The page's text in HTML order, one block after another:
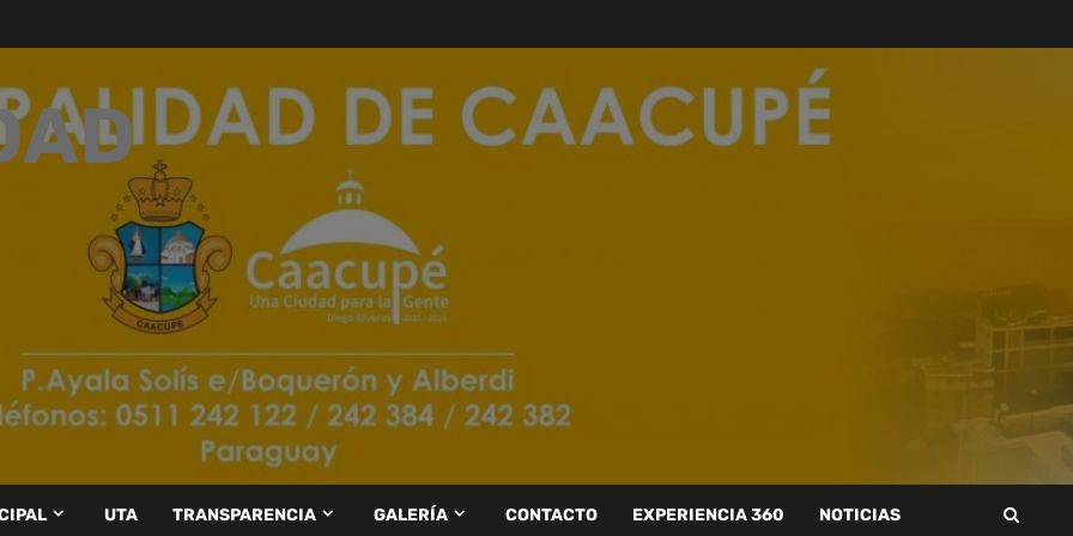
UTA TRANSPARENCIA GALERÍA CONTACTO EXPERIENCIA 360 NOTICIAS